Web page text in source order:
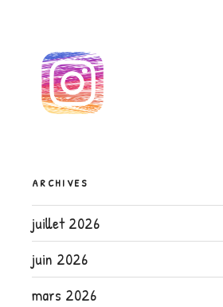
ARCHIVES
juillet 2026
juin 2026
mars 2026